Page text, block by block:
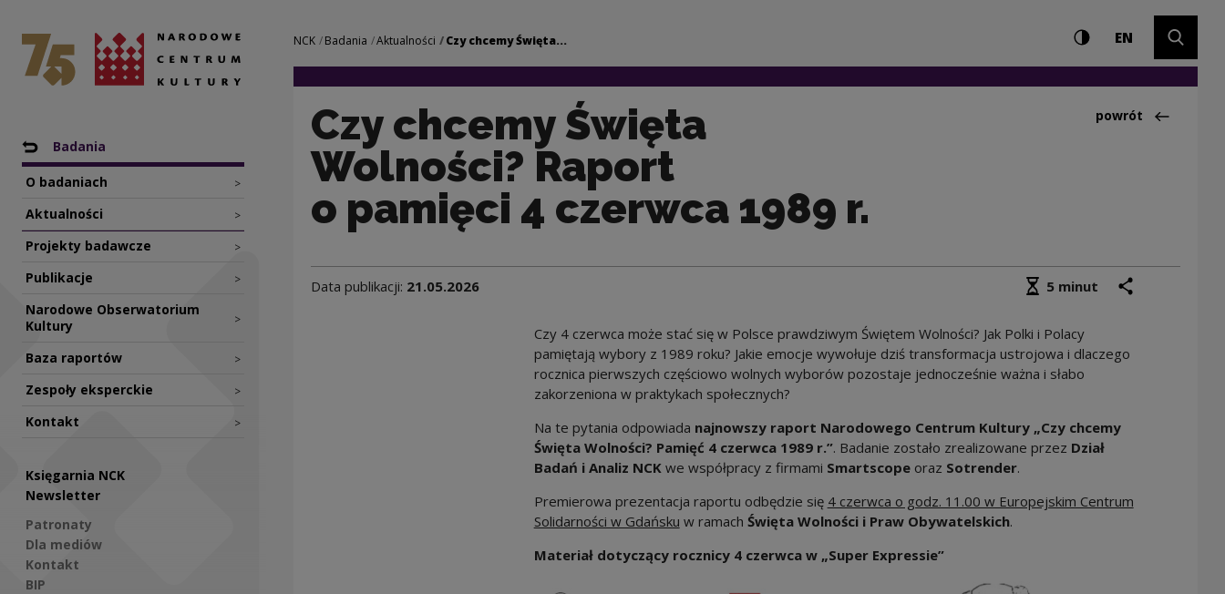
Czy chcemy Święta Wolności? Raport o pamięci 4
Narodowe Centrum Kultury
Nawigacja
Powrót do: NCK
Badania
O badaniach >
Aktualności >
Projekty badawcze >
Publikacje >
Narodowe Obserwatorium
Kultury
>
Baza raportów >
Zespoły eksperckie >
Kontakt >
Księgarnia NCK
Newsletter
Patronaty
Dla mediów
Kontakt
BIP
Nawigacja
NCK Badania Aktualności Czy chcemy Święta... Ustawienia iWysoki kontrast
ENCHANGE
Czy chcemy Święta
Wolności? Raport
o pamięci 4 czerwca 1989 r.
Powrót
powrót
Data publikacji: 21.05.2026 Średni czas czytania
5 minut
Czy 4 czerwca może stać się w Polsce prawdziwym Świętem Wolności? Jak Polki i Polacy
pamiętają wybory z 1989 roku? Jakie emocje wywołuje dziś transformacja ustrojowa i dlaczego
rocznica pierwszych częściowo wolnych wyborów pozostaje jednocześnie ważna i słabo
zakorzeniona w praktykach społecznych?
Na te pytania odpowiada najnowszy raport Narodowego Centrum Kultury „Czy chcemy
Święta Wolności? Pamięć 4 czerwca 1989 r.”. Badanie zostało zrealizowane przez Dział
Badań i Analiz NCK we współpracy z firmami Smartscopeoraz Sotrender.
Premierowa prezentacja raportu odbędzie się 4 czerwca o godz. 11.00 w Europejskim Centrum
Solidarności w Gdańsku w ramach Święta Wolności i Praw Obywatelskich.
Materiał dotyczący rocznicy 4 czerwca w „Super Expressie”